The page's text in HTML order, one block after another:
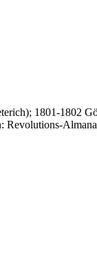
1801-1802
Revolutions-